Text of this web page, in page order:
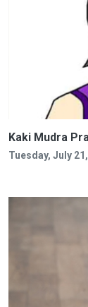
Kaki Mudra
Tuesday, July